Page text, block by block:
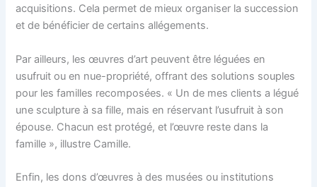
acquisitions. Cela permet de mieux organiser la succession
et de bénéficier de certains allégements.
Par ailleurs, les œuvres d’art peuvent être léguées en
usufruit ou en nue-propriété, offrant des solutions souples
pour les familles recomposées. « Un de mes clients a légué
une sculpture à sa fille, mais en réservant l’usufruit à son
épouse. Chacun est protégé, et l’œuvre reste dans la
famille », illustre Camille.
Enfin, les dons d’œuvres à des musées ou institutions